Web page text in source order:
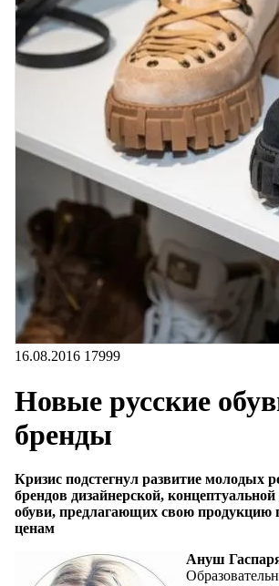
16.08.2016 17999
Новые русские
бренды
Кризис подстегнул развитие молодых
брендов дизайнерской,
обуви, предлагающих свою продукцию
ценам
Ануш